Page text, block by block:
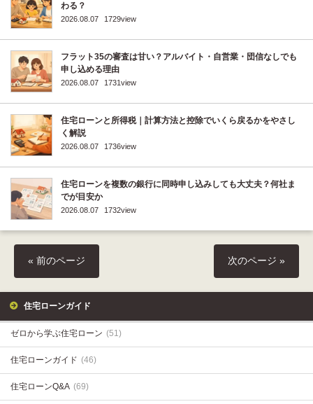
わる？
2026.08.07 1729view
フラット35の審査は甘い？アルバイト・自営業・団信なしでも
申し込める理由
2026.08.07 1731view
住宅ローンと所得税｜計算方法と控除でいくら戻るかをやさし
く解説
2026.08.07 1736view
住宅ローンを複数の銀行に同時申し込みしても大丈夫？何社ま
でが目安か
2026.08.07 1732view
« 前のページ 次のページ »
住宅ローンガイド
ゼロから学ぶ住宅ローン (51)
住宅ローンガイド (46)
住宅ローンQ&A (69)